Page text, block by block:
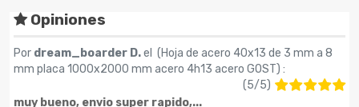
Opiniones
Por dream_boarder D.el (Hoja de acero 40x13 de 3 mm a 8
mm placa 1000x2000 mm acero 4h13 acero GOST) :
(5/5)
muy bueno, envio super rapido,...